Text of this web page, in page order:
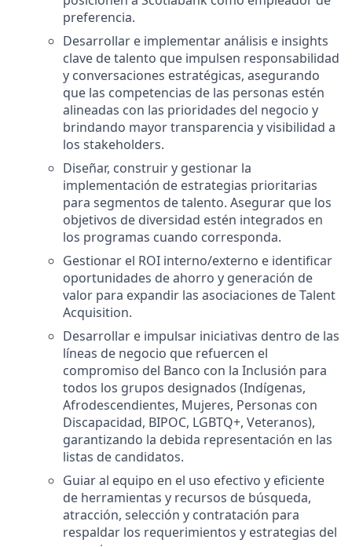
preferencia.
Desarrollar e implementar análisis e insights
clave de talento que impulsen responsabilidad
y conversaciones estratégicas, asegurando
que las competencias de las personas estén
alineadas con las prioridades del negocio y
brindando mayor transparencia y visibilidad a
los stakeholders.
Diseñar, construir y gestionar la
implementación de estrategias prioritarias
para segmentos de talento. Asegurar que los
objetivos de diversidad estén integrados en
los programas cuando corresponda.
Gestionar el ROI interno/externo e identificar
oportunidades de ahorro y generación de
valor para expandir las asociaciones de Talent
Acquisition.
Desarrollar e impulsar iniciativas dentro de las
líneas de negocio que refuercen el
compromiso del Banco con la Inclusión para
todos los grupos designados (Indígenas,
Afrodescendientes, Mujeres, Personas con
Discapacidad, BIPOC, LGBTQ+, Veteranos),
garantizando la debida representación en las
listas de candidatos.
Guiar al equipo en el uso efectivo y eficiente
de herramientas y recursos de búsqueda,
atracción, selección y contratación para
respaldar los requerimientos y estrategias del